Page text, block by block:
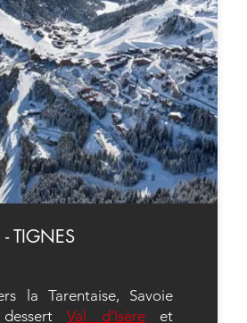
- TIGNES
la Tarentaise, Savoie
Val d'Isèreet